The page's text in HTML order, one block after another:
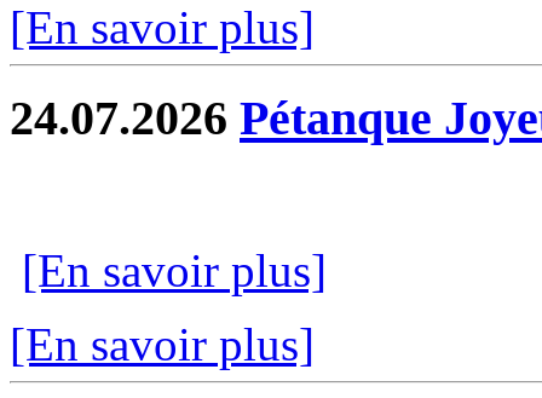
[En savoir plus]
24.07.2026 Pétanque
[En savoir plus]
[En savoir plus]